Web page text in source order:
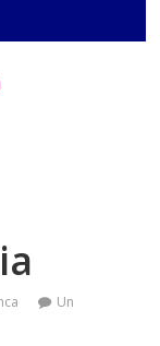
Un